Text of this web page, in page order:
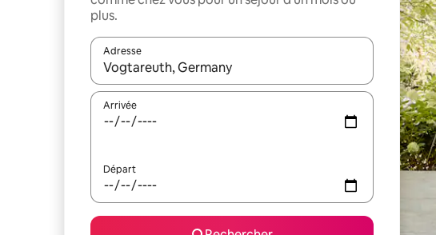
plus.
Adresse
Lorsque les résultats s'affichent, utilisez les flèches vers le haut
Arrivée
Départ